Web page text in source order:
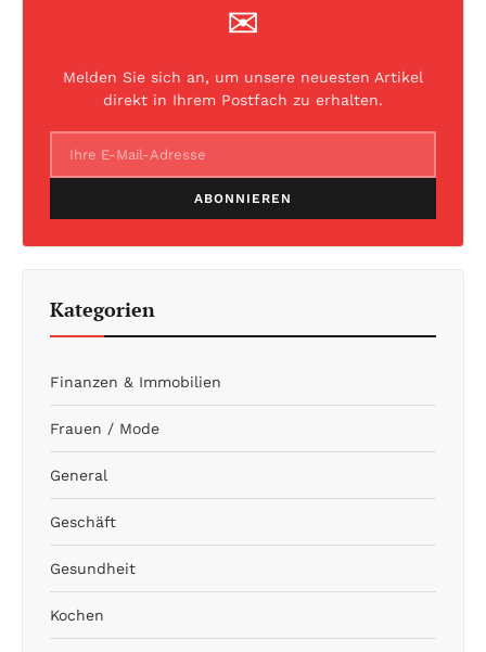
✉
Melden Sie sich an, um unsere neuesten Artikel
direkt in Ihrem Postfach zu erhalten.
ABONNIEREN
Kategorien
Finanzen & Immobilien
Frauen / Mode
General
Geschäft
Gesundheit
Kochen